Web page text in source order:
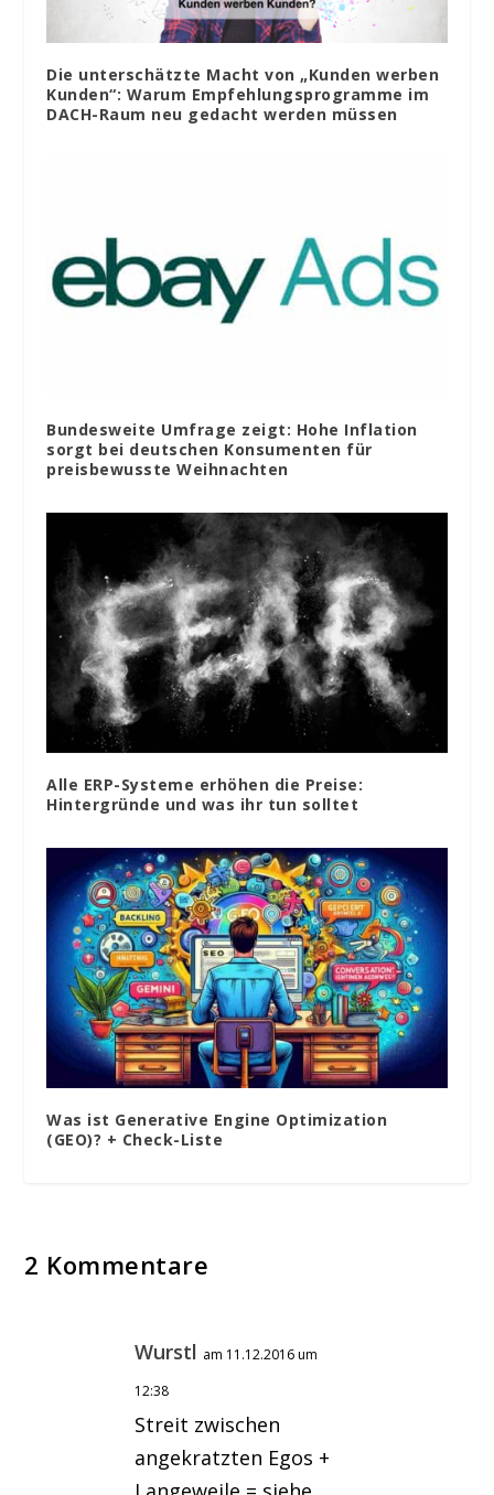
Die unterschätzte Macht von „Kunden werben
Kunden“: Warum Empfehlungsprogramme im
DACH-Raum neu gedacht werden müssen
Bundesweite Umfrage zeigt: Hohe Inflation
sorgt bei deutschen Konsumenten für
preisbewusste Weihnachten
Alle ERP-Systeme erhöhen die Preise:
Hintergründe und was ihr tun solltet
Was ist Generative Engine Optimization
(GEO)? + Check-Liste
2 Kommentare
Wurstl am 11.12.2016 um
12:38
Streit zwischen
angekratzten Egos +